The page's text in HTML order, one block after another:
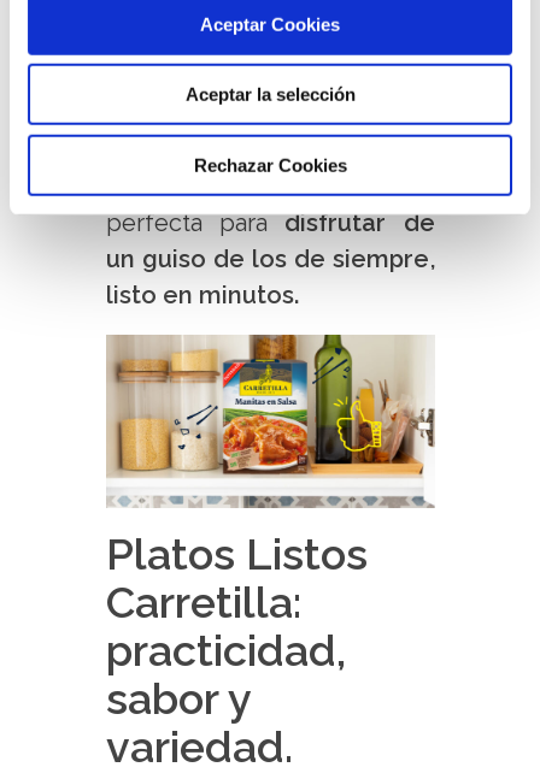
Aceptar Cookies
Aceptar la selección
Rechazar Cookies
Este plato preparado es
ideal para quienes buscan
recetas caseras tradicionales
sin pasar mucho tiempo
entre fogones. Una opción
perfecta paradisfrutar de
un guiso de los de siempre,
listo en minutos.
Platos Listos
Carretilla:
practicidad,
sabor y
variedad.